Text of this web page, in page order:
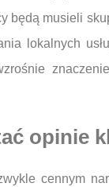
będą musieli
lokalnych
opinie
cennym